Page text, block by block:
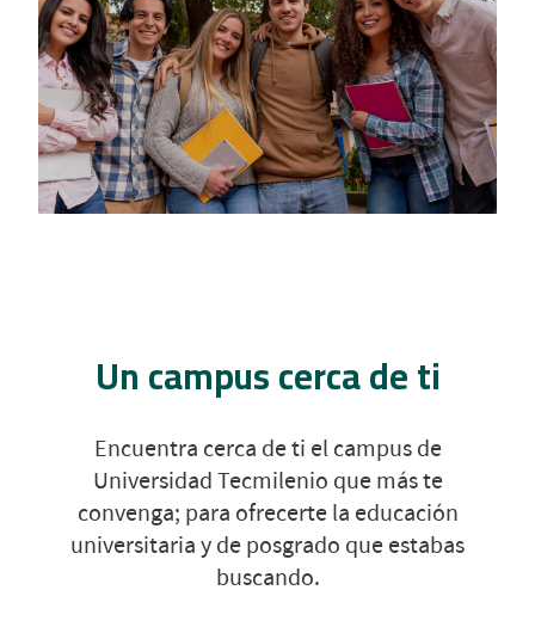
Un campus cerca de ti
Encuentra cerca de ti el campus de
Universidad Tecmilenio que más te
convenga; para ofrecerte la educación
universitaria y de posgrado que estabas
buscando.